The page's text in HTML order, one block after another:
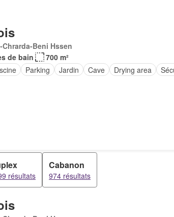
Beni Hssen
de bain
700 m²
Parking Jardin Cave Drying area
résultats
Cabanon
974 résultats